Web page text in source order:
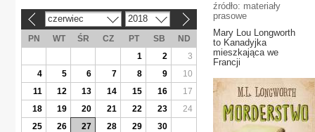
źródło: materiały
prasowe
Mary Lou Longworth
to Kanadyjka
mieszkająca we
Francji
czerwiec 2018
PN WT ŚR CZ PT SB
ND
1
2
3
4
5 6 7 8 9
10
11
12 13 14 15 16
17
18
19 20 21 22 23
24
25
26 27 28 29 30